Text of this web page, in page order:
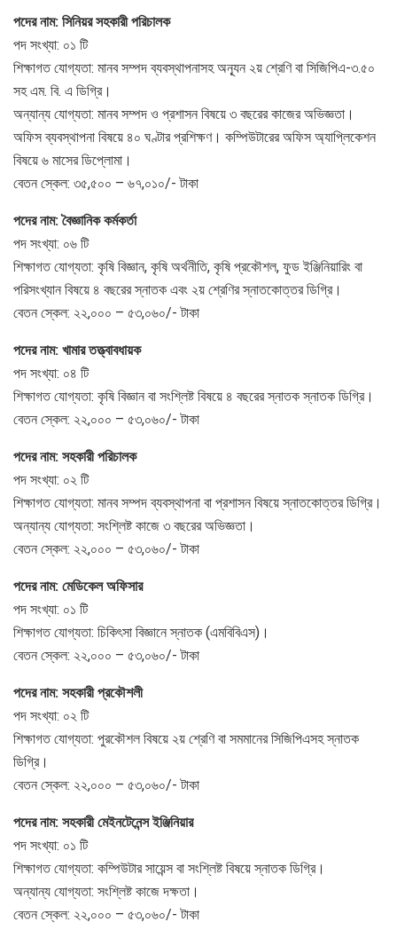
পদের নাম: সিনিয়র সহকারী পরিচালক
পদ সংখ্যা: ০১ টি
শিক্ষাগত যোগ্যতা: মানব সম্পদ ব্যবস্থাপনাসহ অন্যূন ২য় শ্রেণি বা সিজিপিএ-৩.৫০
সহ এম. বি. এ ডিগ্রি।
অন্যান্য যোগ্যতা: মানব সম্পদ ও প্রশাসন বিষয়ে ৩ বছরের কাজের অভিজ্ঞতা।
অফিস ব্যবস্থাপনা বিষয়ে ৪০ ঘণ্টার প্রশিক্ষণ। কম্পিউটারের অফিস অ্যাপ্লিকেশন
বিষয়ে ৬ মাসের ডিপ্লোমা।
বেতন স্কেল: ৩৫,৫০০ – ৬৭,০১০/- টাকা
পদের নাম: বৈজ্ঞানিক কর্মকর্তা
পদ সংখ্যা: ০৬ টি
শিক্ষাগত যোগ্যতা: কৃষি বিজ্ঞান, কৃষি অর্থনীতি, কৃষি প্রকৌশল, ফুড ইঞ্জিনিয়ারিং বা
পরিসংখ্যান বিষয়ে ৪ বছরের স্নাতক এবং ২য় শ্রেণির স্নাতকোত্তর ডিগ্রি।
বেতন স্কেল: ২২,০০০ – ৫৩,০৬০/- টাকা
পদের নাম: খামার তত্ত্বাবধায়ক
পদ সংখ্যা: ০৪ টি
শিক্ষাগত যোগ্যতা: কৃষি বিজ্ঞান বা সংশ্লিষ্ট বিষয়ে ৪ বছরের স্নাতক স্নাতক ডিগ্রি।
বেতন স্কেল: ২২,০০০ – ৫৩,০৬০/- টাকা
পদের নাম: সহকারী পরিচালক
পদ সংখ্যা: ০২ টি
শিক্ষাগত যোগ্যতা: মানব সম্পদ ব্যবস্থাপনা বা প্রশাসন বিষয়ে স্নাতকোত্তর ডিগ্রি।
অন্যান্য যোগ্যতা: সংশ্লিষ্ট কাজে ৩ বছরের অভিজ্ঞতা।
বেতন স্কেল: ২২,০০০ – ৫৩,০৬০/- টাকা
পদের নাম: মেডিকেল অফিসার
পদ সংখ্যা: ০১ টি
শিক্ষাগত যোগ্যতা: চিকিৎসা বিজ্ঞানে স্নাতক (এমবিবিএস)।
বেতন স্কেল: ২২,০০০ – ৫৩,০৬০/- টাকা
পদের নাম: সহকারী প্রকৌশলী
পদ সংখ্যা: ০২ টি
শিক্ষাগত যোগ্যতা: পুরকৌশল বিষয়ে ২য় শ্রেণি বা সমমানের সিজিপিএসহ স্নাতক
ডিগ্রি।
বেতন স্কেল: ২২,০০০ – ৫৩,০৬০/- টাকা
পদের নাম: সহকারী মেইনটেনেন্স ইঞ্জিনিয়ার
পদ সংখ্যা: ০১ টি
শিক্ষাগত যোগ্যতা: কম্পিউটার সায়েন্স বা সংশ্লিষ্ট বিষয়ে স্নাতক ডিগ্রি।
অন্যান্য যোগ্যতা: সংশ্লিষ্ট কাজে দক্ষতা।
বেতন স্কেল: ২২,০০০ – ৫৩,০৬০/- টাকা